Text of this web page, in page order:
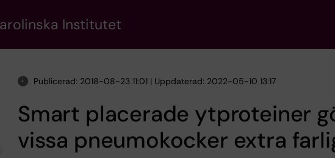
Institutet
Publicerad: 2018-08-23 11:01 | Uppdaterad: 2022-05-10 13:17
Smart placerade ytproteiner
vissa pneumokocker extra